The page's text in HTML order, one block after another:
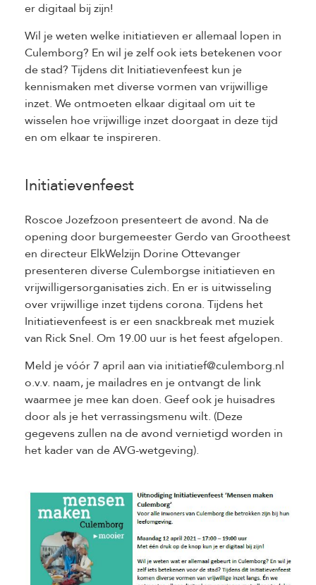
er digitaal bij zijn!
Wil je weten welke initiatieven er allemaal lopen in
Culemborg? En wil je zelf ook iets betekenen voor
de stad? Tijdens dit Initiatievenfeest kun je
kennismaken met diverse vormen van vrijwillige
inzet. We ontmoeten elkaar digitaal om uit te
wisselen hoe vrijwillige inzet doorgaat in deze tijd
en om elkaar te inspireren.
Initiatievenfeest
Roscoe Jozefzoon presenteert de avond. Na de
opening door burgemeester Gerdo van Grootheest
en directeur ElkWelzijn Dorine Ottevanger
presenteren diverse Culemborgse initiatieven en
vrijwilligersorganisaties zich. En er is uitwisseling
over vrijwillige inzet tijdens corona. Tijdens het
Initiatievenfeest is er een snackbreak met muziek
van Rick Snel. Om 19.00 uur is het feest afgelopen.
Meld je vóór 7 april aan via initiatief@culemborg.nl
o.v.v. naam, je mailadres en je ontvangt de link
waarmee je mee kan doen. Geef ook je huisadres
door als je het verrassingsmenu wilt. (Deze
gegevens zullen na de avond vernietigd worden in
het kader van de AVG-wetgeving).